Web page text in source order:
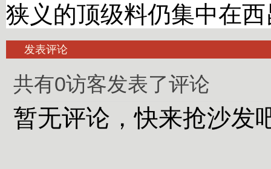
狭义的顶级料仍集中在
发表评论
共有0访客发表了评论
暂无评论，快来抢沙发